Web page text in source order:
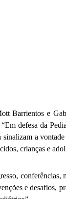
Barrientos e
defesa da
a
crianças e
conferências,
e desafios,